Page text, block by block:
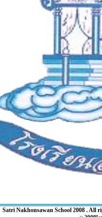
Satri Nakhonsawan School 2008 . All